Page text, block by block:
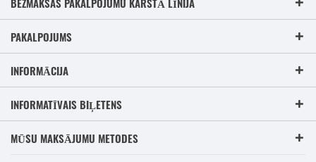
PAKALPOJUMS
INFORMĀCIJA
INFORMATĪVAIS BIĻETENS
MŪSU MAKSĀJUMU METODES